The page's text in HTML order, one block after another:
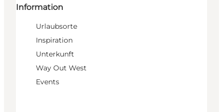
Information
Urlaubsorte
Inspiration
Unterkunft
Way Out West
Events